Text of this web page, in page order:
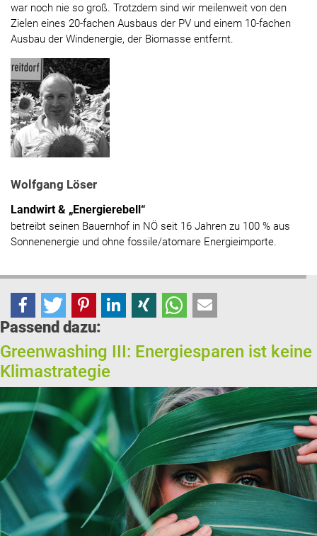
war noch nie so groß. Trotzdem sind wir meilenweit von den
Zielen eines 20-fachen Ausbaus der PV und einem 10-fachen
Ausbau der Windenergie, der Biomasse entfernt.
Wolfgang Löser
Landwirt & „Energierebell“
betreibt seinen Bauernhof in NÖ seit 16 Jahren zu 100 % aus
Sonnenenergie und ohne fossile/atomare Energieimporte.
Passend dazu:
Greenwashing III: Energiesparen ist keine
Klimastrategie